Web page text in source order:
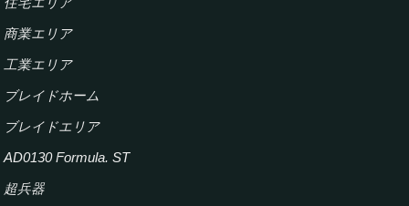
住宅エリア
商業エリア
工業エリア
ブレイドホーム
ブレイドエリア
AD0130 Formula. ST
超兵器